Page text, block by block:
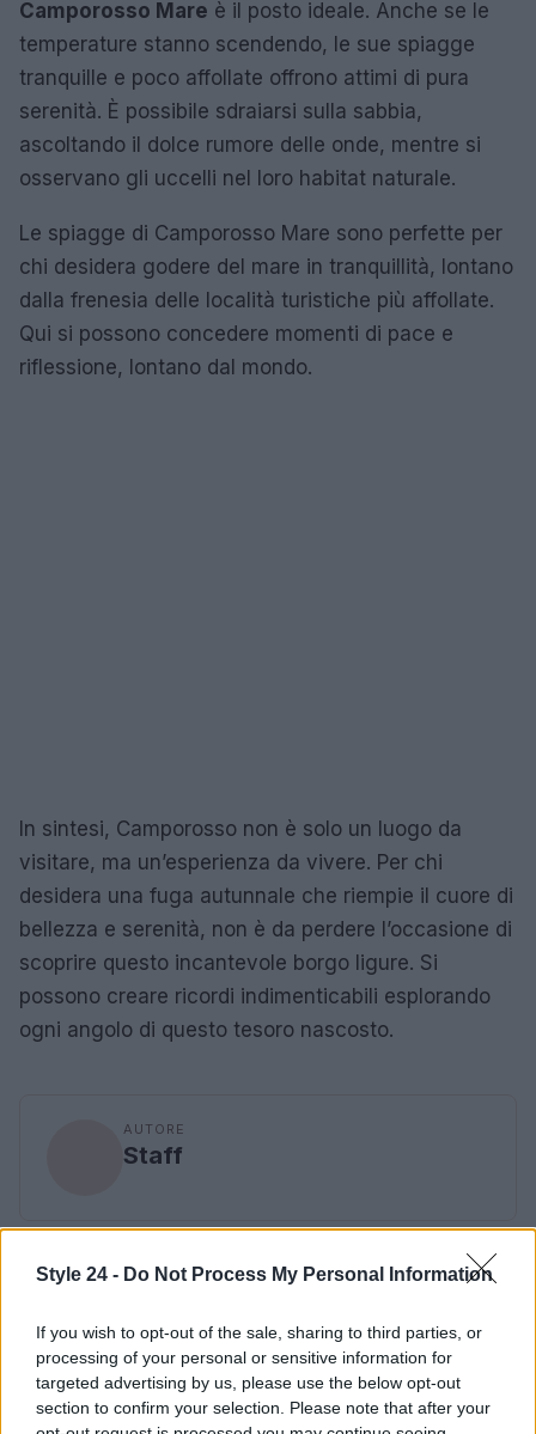
Style 24 - Do Not Process My Personal Information
If you wish to opt-out of the sale, sharing to third parties, or
processing of your personal or sensitive information for
targeted advertising by us, please use the below opt-out
section to confirm your selection. Please note that after your
Camporosso Mare è il posto ideale. Anche se le
temperature stanno scendendo, le sue spiagge
tranquille e poco affollate offrono attimi di pura
serenità. È possibile sdraiarsi sulla sabbia,
ascoltando il dolce rumore delle onde, mentre si
osservano gli uccelli nel loro habitat naturale.
Le spiagge di Camporosso Mare sono perfette per
chi desidera godere del mare in tranquillità, lontano
dalla frenesia delle località turistiche più affollate.
Qui si possono concedere momenti di pace e
riflessione, lontano dal mondo.
In sintesi, Camporosso non è solo un luogo da
visitare, ma un’esperienza da vivere. Per chi
desidera una fuga autunnale che riempie il cuore di
bellezza e serenità, non è da perdere l’occasione di
scoprire questo incantevole borgo ligure. Si
possono creare ricordi indimenticabili esplorando
ogni angolo di questo tesoro nascosto.
AUTORE
Staff